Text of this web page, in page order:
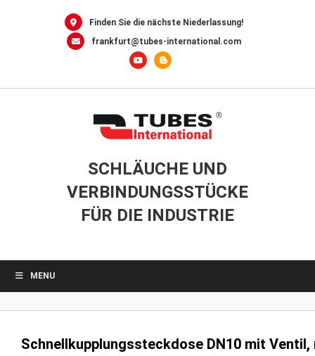
Finden Sie die nächste Niederlassung!
frankfurt@tubes-international.com
SCHLÄUCHE UND
VERBINDUNGSSTÜCKE
FÜR DIE INDUSTRIE
MENU
Schnellkupplungssteckdose DN10 mit